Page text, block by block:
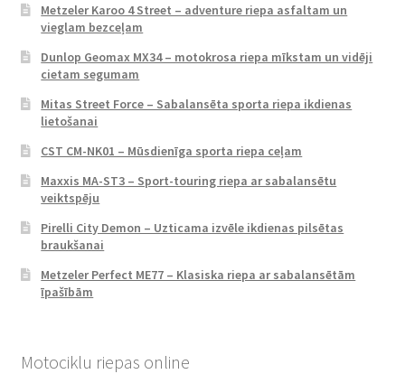
Metzeler Karoo 4 Street – adventure riepa asfaltam un
vieglam bezceļam
Dunlop Geomax MX34 – motokrosa riepa mīkstam un vidēji
cietam segumam
Mitas Street Force – Sabalansēta sporta riepa ikdienas
lietošanai
CST CM-NK01 – Mūsdienīga sporta riepa ceļam
Maxxis MA-ST3 – Sport-touring riepa ar sabalansētu
veiktspēju
Pirelli City Demon – Uzticama izvēle ikdienas pilsētas
braukšanai
Metzeler Perfect ME77 – Klasiska riepa ar sabalansētām
īpašībām
Motociklu riepas online